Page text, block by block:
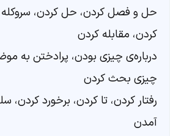
حل و فصل کردن، حل کردن، سروکله
کردن، مقابله کردن
درباره‌ی چیزی بودن، پرادختن به
چیزی بحث کردن
رفتار کردن، تا کردن، برخورد کردن،
آمدن